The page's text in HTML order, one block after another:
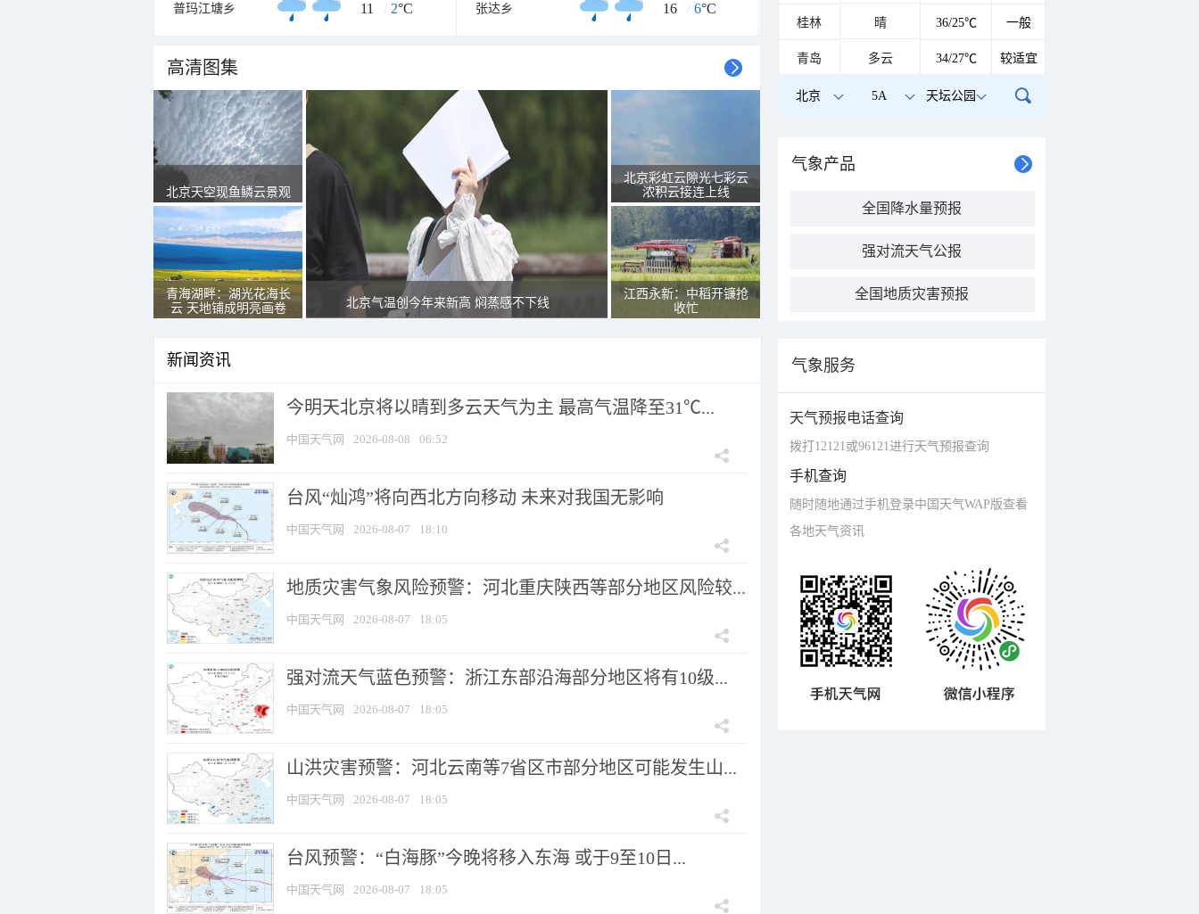
普玛江塘乡 11 / 2°C 张达乡 16 / 6°C
高清图集
北京天空现鱼鳞云景观
青海湖畔：湖光花海长
云 天地铺成明亮画卷
北京气温创今年来新高 焖蒸感不下线
北京彩虹云隙光七彩云
浓积云接连上线
江西永新：中稻开镰抢
收忙
新闻资讯
今明天北京将以晴到多云天气为主 最高气温降至31℃...
中国天气网 2026-08-08 06:52
台风“灿鸿”将向西北方向移动 未来对我国无影响
中国天气网 2026-08-07 18:10
地质灾害气象风险预警：河北重庆陕西等部分地区风险较...
中国天气网 2026-08-07 18:05
强对流天气蓝色预警：浙江东部沿海部分地区将有10级...
中国天气网 2026-08-07 18:05
山洪灾害预警：河北云南等7省区市部分地区可能发生山...
中国天气网 2026-08-07 18:05
台风预警：“白海豚”今晚将移入东海 或于9至10日...
中国天气网 2026-08-07 18:05
桂林 晴 36/25℃ 一般
青岛 多云 34/27℃ 较适宜
北京 5A 天坛公园
气象产品
全国降水量预报
强对流天气公报
全国地质灾害预报
气象服务
天气预报电话查询
拨打12121或96121进行天气预报查询
手机查询
随时随地通过手机登录中国天气WAP版查看
各地天气资讯